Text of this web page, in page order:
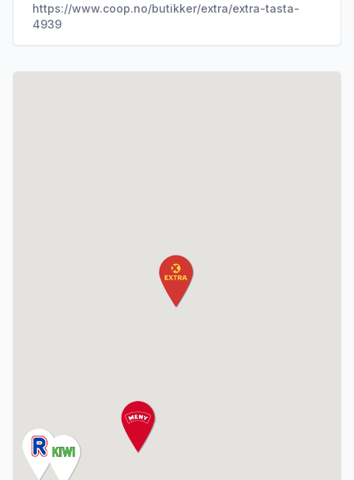
https://www.coop.no/butikker/extra/extra-tasta-
4939